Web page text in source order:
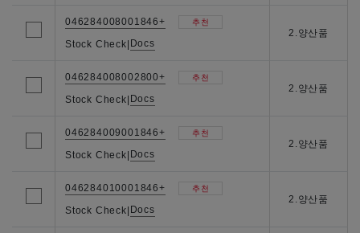
046284008001846+ 추천
Stock Check| Docs
2.양산품
046284008002800+ 추천
Stock Check| Docs
2.양산품
046284009001846+ 추천
Stock Check| Docs
2.양산품
046284010001846+ 추천
Stock Check| Docs
2.양산품